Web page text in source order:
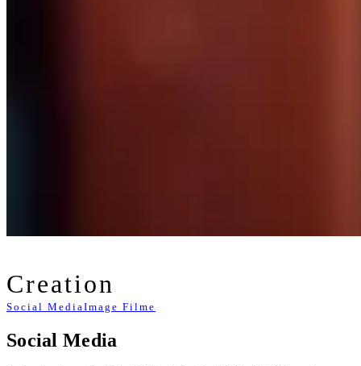
Creation
Social Media Image Filme
Social Media